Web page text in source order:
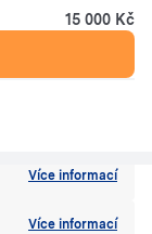
15 000 Kč
Více informací
Více informací